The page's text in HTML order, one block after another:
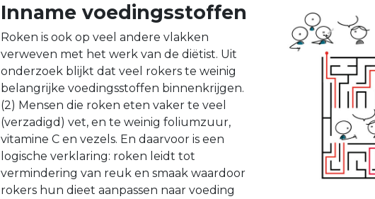
Inname voedingsstoffen
Roken is ook op veel andere vlakken
verweven met het werk van de diëtist. Uit
onderzoek blijkt dat veel rokers te weinig
belangrijke voedingsstoffen binnenkrijgen.
(2) Mensen die roken eten vaker te veel
(verzadigd) vet, en te weinig foliumzuur,
vitamine C en vezels. En daarvoor is een
logische verklaring: roken leidt tot
vermindering van reuk en smaak waardoor
rokers hun dieet aanpassen naar voeding